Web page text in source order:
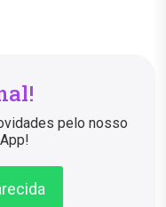
pelo nosso